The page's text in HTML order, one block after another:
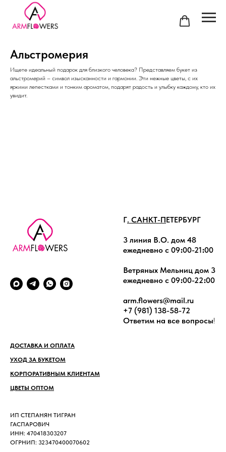
Альстромерия
Ищете идеальный подарок для близкого человека? Представляем букет из
альстромерий – символ изысканности и гармонии. Эти нежные цветы, с их
яркими лепестками и тонким ароматом, подарят радость и улыбку каждому, кто их
увидит.
Г. САНКТ-ПЕТЕРБУРГ
3 линия В.О. дом 48
ежедневно с 09։00-21։00
Ветряных Мельниц дом 3
ежедневно с 09։00-22։00
arm.flowers@mail.ru
+7 (981) 138-58-72
Ответим на все вопросы!
ДОСТАВКА И ОПЛАТА
УХОД ЗА БУКЕТОМ
КОРПОРАТИВНЫМ КЛИЕНТАМ
ЦВЕТЫ ОПТОМ
ИП СТЕПАНЯН ТИГРАН
ГАСПАРОВИЧ
ИНН: 470418303207
ОГРНИП: 323470400070602